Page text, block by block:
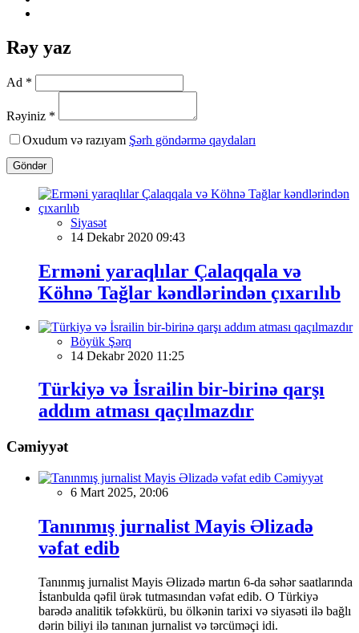
Rəy yaz
Ad *
Rəyiniz *
Oxudum və razıyam Şərh göndərmə qaydaları
Göndər
Siyasət
14 Dekabr 2020 09:43
Erməni yaraqlılar Çalaqqala və
Köhnə Tağlar kəndlərindən çıxarılıb
Böyük Şərq
14 Dekabr 2020 11:25
Türkiyə və İsrailin bir-birinə qarşı
addım atması qaçılmazdır
Cəmiyyət
Cəmiyyət
6 Mart 2025, 20:06
Tanınmış jurnalist Mayis Əlizadə
vəfat edib
Tanınmış jurnalist Mayis Əlizadə martın 6-da səhər saatlarında
İstanbulda qəfil ürək tutmasından vəfat edib. O Türkiyə
barədə analitik təfəkkürü, bu ölkənin tarixi və siyasəti ilə bağlı
dərin biliyi ilə tanınan jurnalist və tərcüməçi idi.